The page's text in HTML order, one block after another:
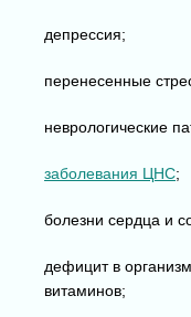
депрессия;
перенесенные
неврологические
заболевания ЦНС;
болезни сердца и
дефицит в
витаминов;